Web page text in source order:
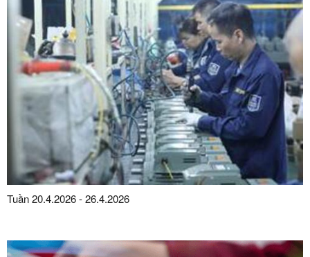
Tuần 20.4.2026 - 26.4.2026